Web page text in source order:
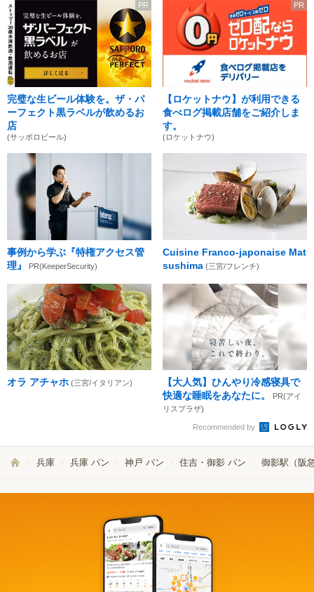
PR
完璧な生ビール体験を。ザ・パ
ーフェクト黒ラベルが飲めるお
店
(サッポロビール)
PR
【ロケットナウ】が利用できる
食べログ掲載店舗をご紹介しま
す。
(ロケットナウ)
事例から学ぶ『特権アクセス管
理』
PR(KeeperSecurity)
Cuisine Franco-japonaise Mat
sushima (三宮/フレンチ)
オラ アチャホ (三宮/イタリアン)
【大人気】ひんやり冷感寝具で
快適な睡眠をあなたに。
PR(アイ
リスプラザ)
Recommended by
兵庫 兵庫 パン 神戸 パン 住吉・御影 パン 御影駅（阪